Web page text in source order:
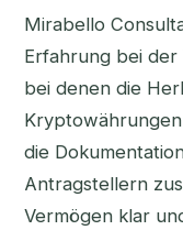
Mirabello
Erfahrung bei
bei denen die
die
Antragstellern
Vermögen klar